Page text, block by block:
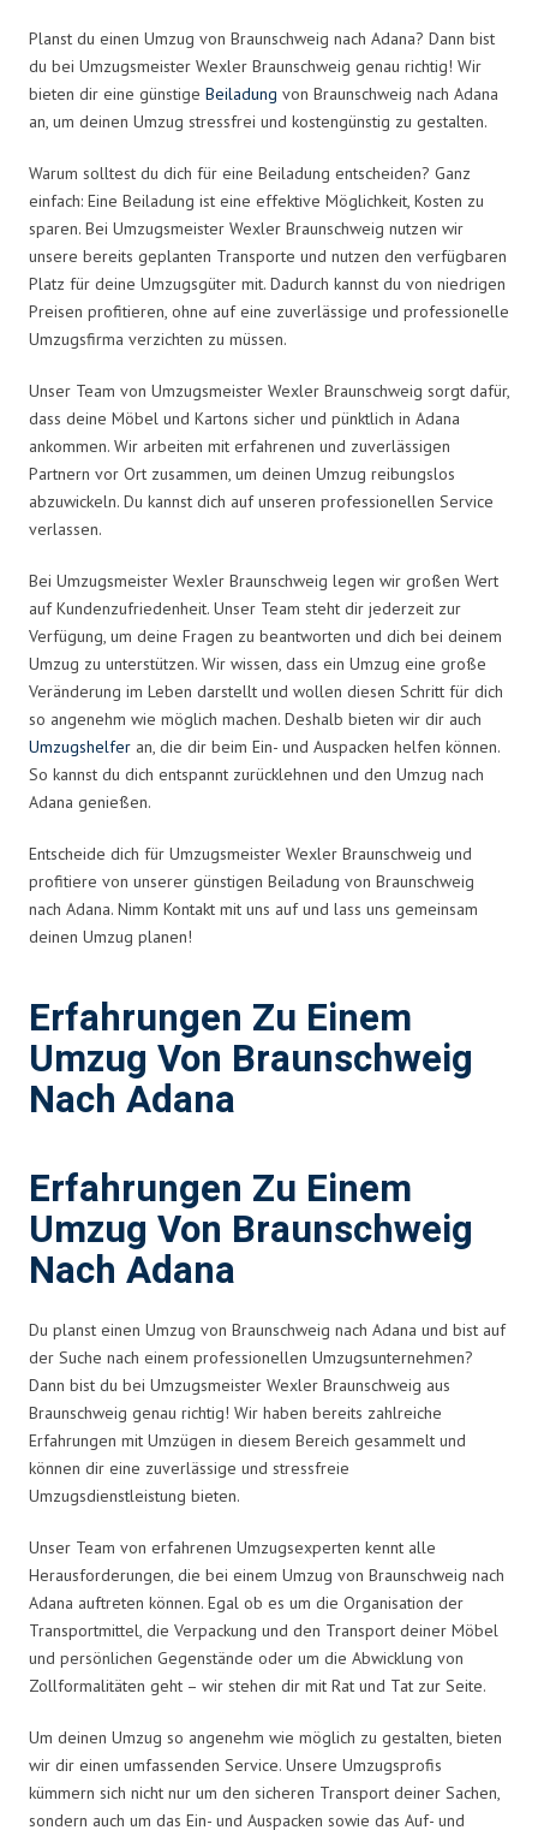
Planst du einen Umzug von Braunschweig nach Adana? Dann bist
du bei Umzugsmeister Wexler Braunschweig genau richtig! Wir
bieten dir eine günstige Beiladung von Braunschweig nach Adana
an, um deinen Umzug stressfrei und kostengünstig zu gestalten.
Warum solltest du dich für eine Beiladung entscheiden? Ganz
einfach: Eine Beiladung ist eine effektive Möglichkeit, Kosten zu
sparen. Bei Umzugsmeister Wexler Braunschweig nutzen wir
unsere bereits geplanten Transporte und nutzen den verfügbaren
Platz für deine Umzugsgüter mit. Dadurch kannst du von niedrigen
Preisen profitieren, ohne auf eine zuverlässige und professionelle
Umzugsfirma verzichten zu müssen.
Unser Team von Umzugsmeister Wexler Braunschweig sorgt dafür,
dass deine Möbel und Kartons sicher und pünktlich in Adana
ankommen. Wir arbeiten mit erfahrenen und zuverlässigen
Partnern vor Ort zusammen, um deinen Umzug reibungslos
abzuwickeln. Du kannst dich auf unseren professionellen Service
verlassen.
Bei Umzugsmeister Wexler Braunschweig legen wir großen Wert
auf Kundenzufriedenheit. Unser Team steht dir jederzeit zur
Verfügung, um deine Fragen zu beantworten und dich bei deinem
Umzug zu unterstützen. Wir wissen, dass ein Umzug eine große
Veränderung im Leben darstellt und wollen diesen Schritt für dich
so angenehm wie möglich machen. Deshalb bieten wir dir auch
Umzugshelfer an, die dir beim Ein- und Auspacken helfen können.
So kannst du dich entspannt zurücklehnen und den Umzug nach
Adana genießen.
Entscheide dich für Umzugsmeister Wexler Braunschweig und
profitiere von unserer günstigen Beiladung von Braunschweig
nach Adana. Nimm Kontakt mit uns auf und lass uns gemeinsam
deinen Umzug planen!
Erfahrungen Zu Einem
Umzug Von Braunschweig
Nach Adana
Erfahrungen Zu Einem
Umzug Von Braunschweig
Nach Adana
Du planst einen Umzug von Braunschweig nach Adana und bist auf
der Suche nach einem professionellen Umzugsunternehmen?
Dann bist du bei Umzugsmeister Wexler Braunschweig aus
Braunschweig genau richtig! Wir haben bereits zahlreiche
Erfahrungen mit Umzügen in diesem Bereich gesammelt und
können dir eine zuverlässige und stressfreie
Umzugsdienstleistung bieten.
Unser Team von erfahrenen Umzugsexperten kennt alle
Herausforderungen, die bei einem Umzug von Braunschweig nach
Adana auftreten können. Egal ob es um die Organisation der
Transportmittel, die Verpackung und den Transport deiner Möbel
und persönlichen Gegenstände oder um die Abwicklung von
Zollformalitäten geht – wir stehen dir mit Rat und Tat zur Seite.
Um deinen Umzug so angenehm wie möglich zu gestalten, bieten
wir dir einen umfassenden Service. Unsere Umzugsprofis
kümmern sich nicht nur um den sicheren Transport deiner Sachen,
sondern auch um das Ein- und Auspacken sowie das Auf- und